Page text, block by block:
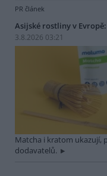
PR článek
Asijské rostliny v
3.8.2026 03:21
Matcha i kratom ukazují,
dodavatelů.